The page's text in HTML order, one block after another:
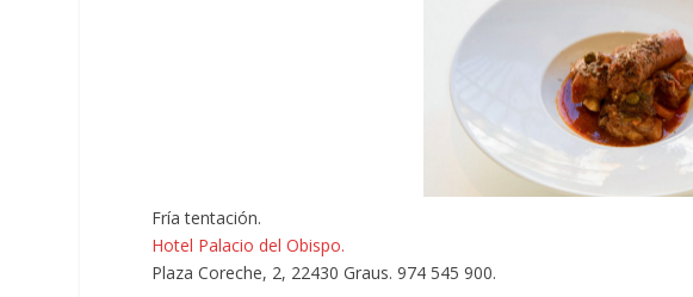
Fría tentación.
Hotel Palacio del Obispo.
Plaza Coreche, 2, 22430 Graus. 974 545 900.